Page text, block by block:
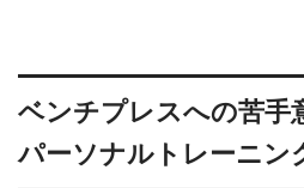
ベンチプレスへの苦手
パーソナルトレーニン